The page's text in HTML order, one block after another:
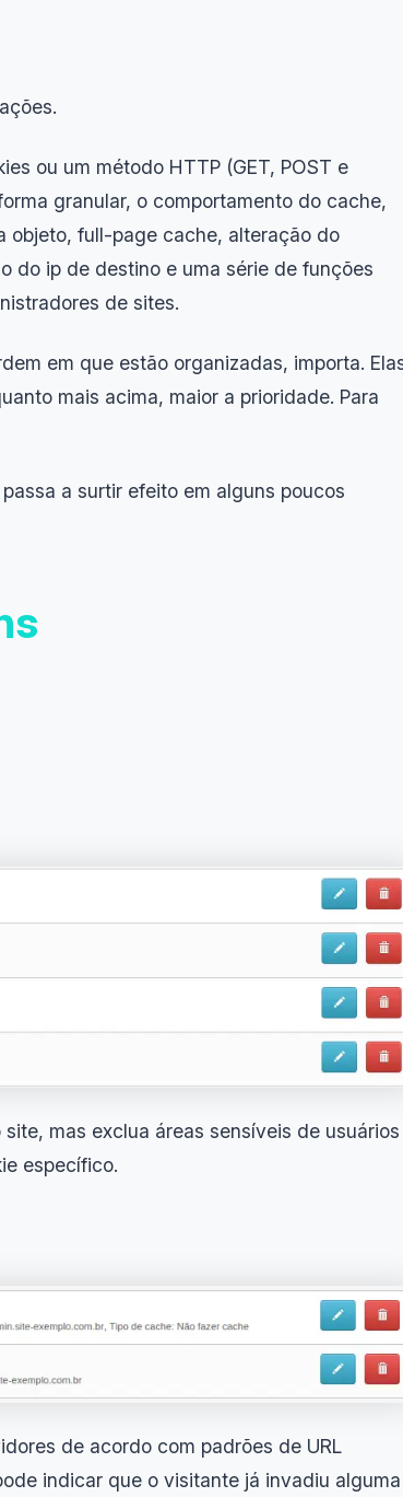
ou um método HTTP (GET, POST e
granular, o comportamento do cache,
objeto, full-page cache, alteração do
do ip de destino e uma série de funções
de sites.
em que estão organizadas, importa.
mais acima, maior a prioridade. Para
a surtir efeito em alguns poucos
mas exclua áreas sensíveis de usuários
específico.
de acordo com padrões de URL
indicar que o visitante já invadiu alguma